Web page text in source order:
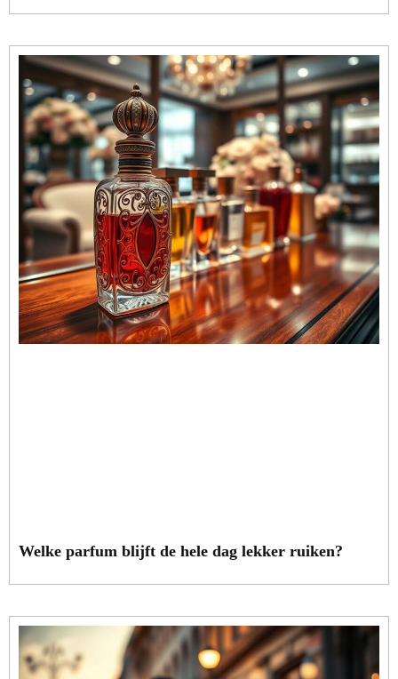
Welke parfum blijft de hele dag lekker ruiken?